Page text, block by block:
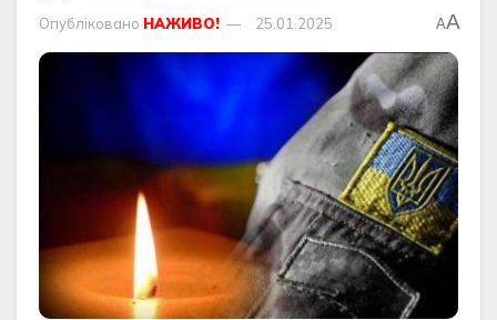
Опубліковано НАЖИВО! 25.01.2025 AA